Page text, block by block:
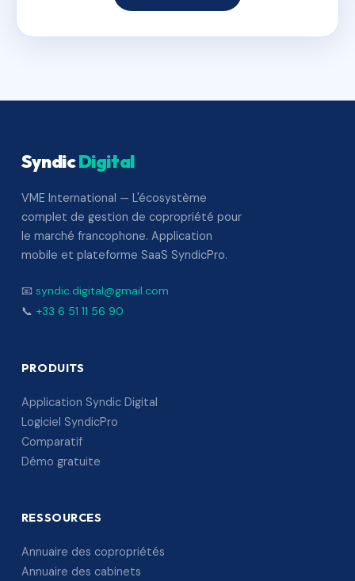
SyndicDigital
VME International — L'écosystème
complet de gestion de copropriété pour
le marché francophone. Application
mobile et plateforme SaaS SyndicPro.
📧 syndic.digital@gmail.com
📞 +33 6 51 11 56 90
PRODUITS
Application Syndic Digital
Logiciel SyndicPro
Comparatif
Démo gratuite
RESSOURCES
Annuaire des copropriétés
Annuaire des cabinets